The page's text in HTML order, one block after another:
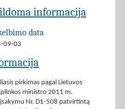
informacija
data
09-03
pirkimas pagal Lietuvos
ministro 2011 m.
Nr. D1-508 patvirtintą